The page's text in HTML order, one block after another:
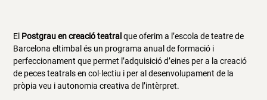
El Postgrau en creació teatral que oferim a l’escola de teatre de
Barcelona eltimbal és un programa anual de formació i
perfeccionament que permet l’adquisició d’eines per a la creació
de peces teatrals en col·lectiu i per al desenvolupament de la
pròpia veu i autonomia creativa de l’intèrpret.